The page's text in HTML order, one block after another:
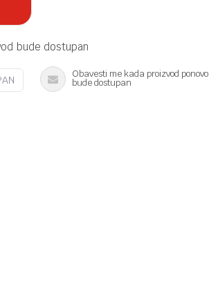
bude dostupan
Obavesti me kada proizvod ponovo
bude dostupan